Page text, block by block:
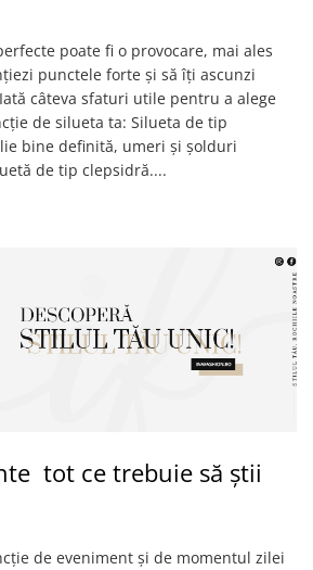
poate fi o provocare, mai ales
punctele forte și să îți ascunzi
câteva sfaturi utile pentru a alege
de silueta ta: Silueta de tip
bine definită, umeri și șolduri
de tip clepsidră....
tot ce trebuie să știi
de eveniment și de momentul zilei